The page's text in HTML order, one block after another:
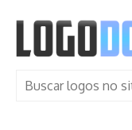
content
Search